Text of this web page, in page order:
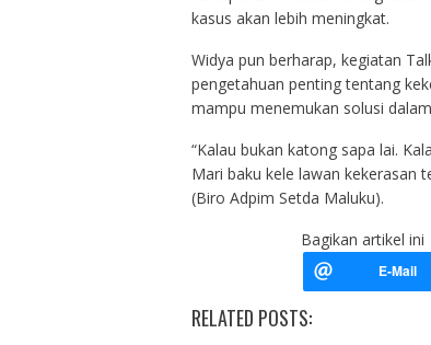
kasus akan lebih meningkat.
Widya pun berharap, kegiatan
pengetahuan penting tentang
mampu menemukan solusi
“Kalau bukan katong sapa lai.
Mari baku kele lawan kekerasan
(Biro Adpim Setda Maluku).
Bagikan artikel ini
RELATED POSTS: